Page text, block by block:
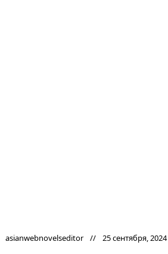
asianwebnovelseditor 25 сентября, 2024